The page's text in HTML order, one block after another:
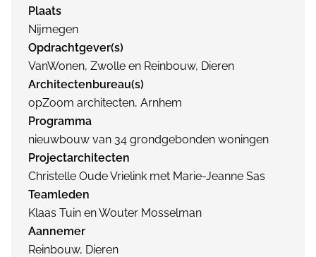
Plaats
Nijmegen
Opdrachtgever(s)
VanWonen, Zwolle en Reinbouw, Dieren
Architectenbureau(s)
opZoom architecten, Arnhem
Programma
nieuwbouw van 34 grondgebonden woningen
Projectarchitecten
Christelle Oude Vrielink met Marie-Jeanne Sas
Teamleden
Klaas Tuin en Wouter Mosselman
Aannemer
Reinbouw, Dieren